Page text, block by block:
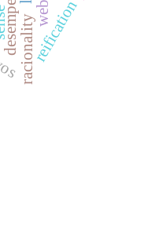
racionalityreification